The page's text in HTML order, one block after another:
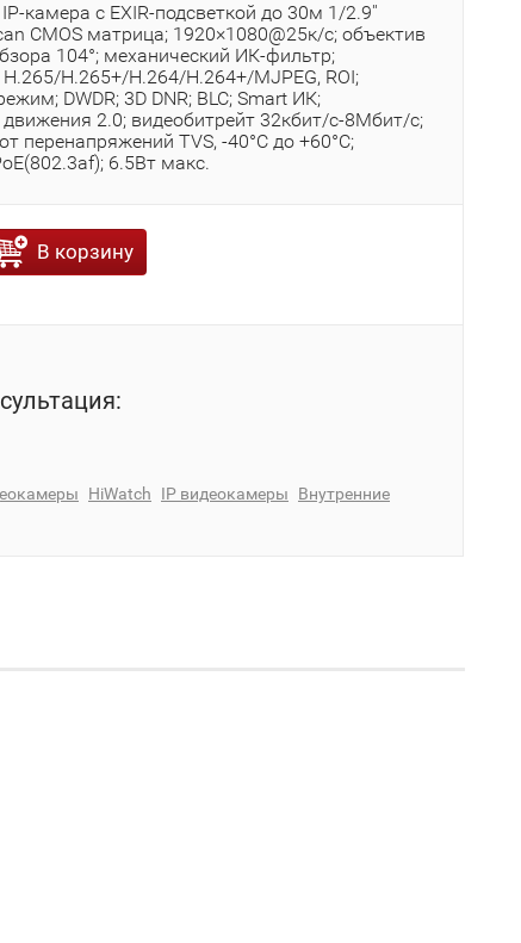
камера с EXIR-подсветкой до 30м 1/2.9''
CMOS матрица; 1920×1080@25к/с; объектив
104°; механический ИК-фильтр;
H.265+/H.264/H.264+/MJPEG, ROI;
DWDR; 3D DNR; BLC; Smart ИК;
2.0; видеобитрейт 32кбит/с-8Мбит/с;
перенапряжений TVS, -40°C до +60°C;
6.5Вт макс.
В корзину
HiWatch IP видеокамеры
Внутренние